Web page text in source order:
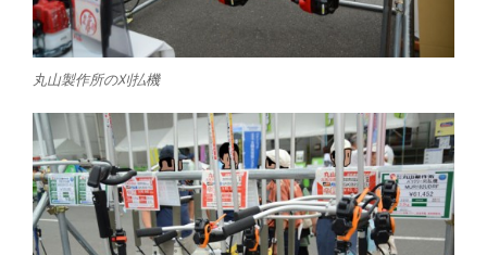
丸山製作所の刈払機